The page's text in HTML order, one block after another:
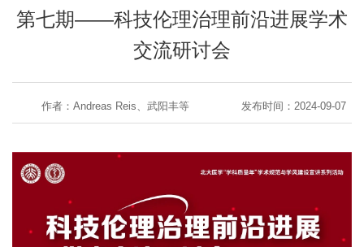
+
第七期——科技伦理治理前沿进展学术
交流研讨会
作者：Andreas Reis、武阳丰等 发布时间：2024-09-07